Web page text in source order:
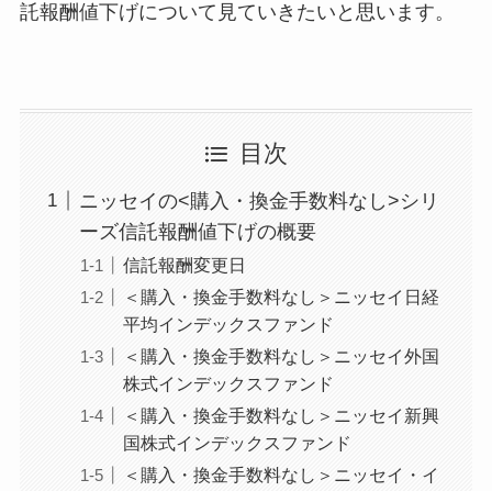
託報酬値下げについて見ていきたいと思います。
目次
ニッセイの<購入・換金手数料なし>シリ
ーズ信託報酬値下げの概要
信託報酬変更日
＜購入・換金手数料なし＞ニッセイ日経
平均インデックスファンド
＜購入・換金手数料なし＞ニッセイ外国
株式インデックスファンド
＜購入・換金手数料なし＞ニッセイ新興
国株式インデックスファンド
＜購入・換金手数料なし＞ニッセイ・イ